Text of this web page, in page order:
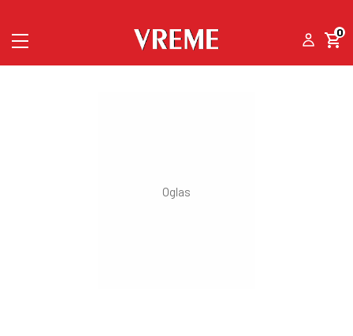
0